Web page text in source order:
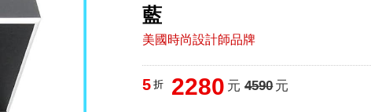
藍
美國時尚設計師品牌
5 折 2280 元 4590元